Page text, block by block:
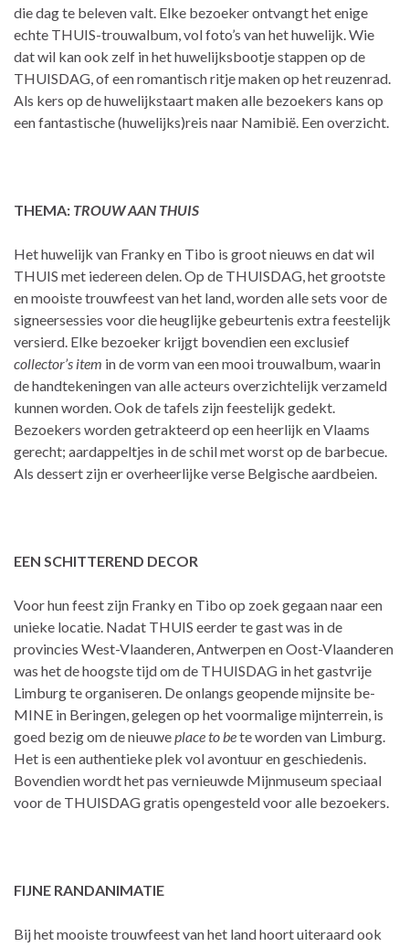
die dag te beleven valt. Elke bezoeker ontvangt het enige
echte THUIS-trouwalbum, vol foto’s van het huwelijk. Wie
dat wil kan ook zelf in het huwelijksbootje stappen op de
THUISDAG, of een romantisch ritje maken op het reuzenrad.
Als kers op de huwelijkstaart maken alle bezoekers kans op
een fantastische (huwelijks)reis naar Namibië. Een overzicht.
THEMA: TROUW AAN THUIS
Het huwelijk van Franky en Tibo is groot nieuws en dat wil
THUIS met iedereen delen. Op de THUISDAG, het grootste
en mooiste trouwfeest van het land, worden alle sets voor de
signeersessies voor die heuglijke gebeurtenis extra feestelijk
versierd. Elke bezoeker krijgt bovendien een exclusief
collector’s item in de vorm van een mooi trouwalbum, waarin
de handtekeningen van alle acteurs overzichtelijk verzameld
kunnen worden. Ook de tafels zijn feestelijk gedekt.
Bezoekers worden getrakteerd op een heerlijk en Vlaams
gerecht; aardappeltjes in de schil met worst op de barbecue.
Als dessert zijn er overheerlijke verse Belgische aardbeien.
EEN SCHITTEREND DECOR
Voor hun feest zijn Franky en Tibo op zoek gegaan naar een
unieke locatie. Nadat THUIS eerder te gast was in de
provincies West-Vlaanderen, Antwerpen en Oost-Vlaanderen
was het de hoogste tijd om de THUISDAG in het gastvrije
Limburg te organiseren. De onlangs geopende mijnsite be-
MINE in Beringen, gelegen op het voormalige mijnterrein, is
goed bezig om de nieuweplace to bete worden van Limburg.
Het is een authentieke plek vol avontuur en geschiedenis.
Bovendien wordt het pas vernieuwde Mijnmuseum speciaal
voor de THUISDAG gratis opengesteld voor alle bezoekers.
FIJNE RANDANIMATIE
Bij het mooiste trouwfeest van het land hoort uiteraard ook